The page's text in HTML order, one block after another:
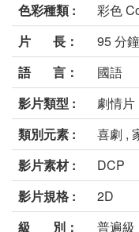
色彩種類 :
彩色
片 長：
95 分鐘
語 言：
國語
影片類型 :
劇情片
類別元素 :
喜劇 ,
影片素材 :
DCP
影片規格 :
2D
級 別：
普遍級